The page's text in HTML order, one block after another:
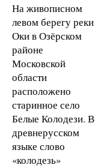
На живописном
левом берегу реки
Оки в Озёрском
районе
Московской
области
расположено
старинное село
Белые Колодези. В
древнерусском
языке слово
«колодезь»